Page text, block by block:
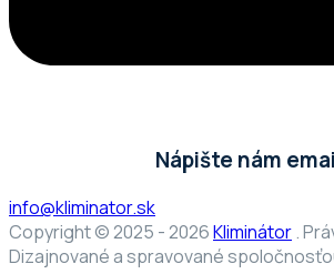
Nápište nám
info@kliminator.sk
Copyright © 2025 - 2026Kliminátor.
Dizajnované a spravované